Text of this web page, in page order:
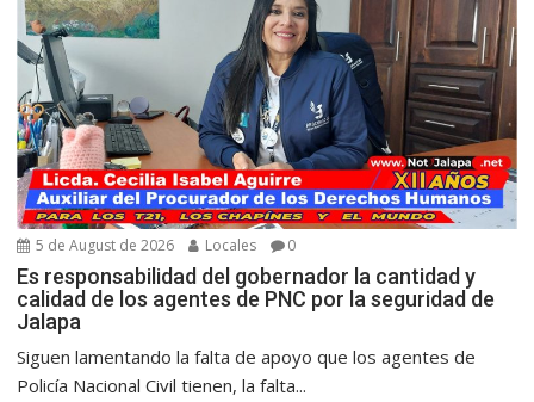
5 de August de 2026 Locales 0
Es responsabilidad del gobernador la cantidad y
calidad de los agentes de PNC por la seguridad de
Jalapa
Siguen lamentando la falta de apoyo que los agentes de
Policía Nacional Civil tienen, la falta...